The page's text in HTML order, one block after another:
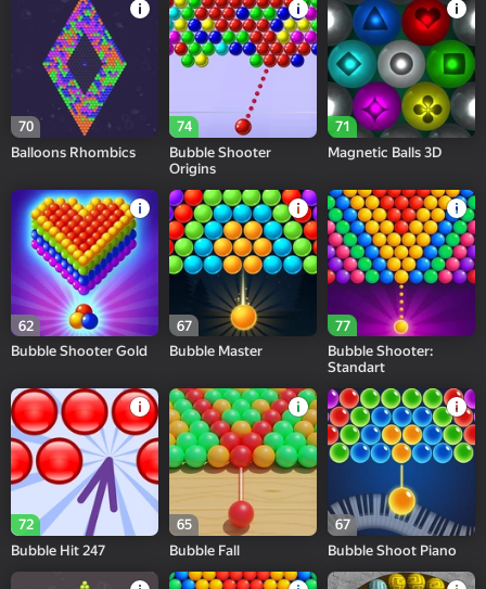
70
Balloons Rhombics
74
Bubble Shooter
Origins
71
Magnetic Balls 3D
62
Bubble Shooter Gold
67
Bubble Master
77
Bubble Shooter:
Standart
72
Bubble Hit 247
65
Bubble Fall
67
Bubble Shoot Piano